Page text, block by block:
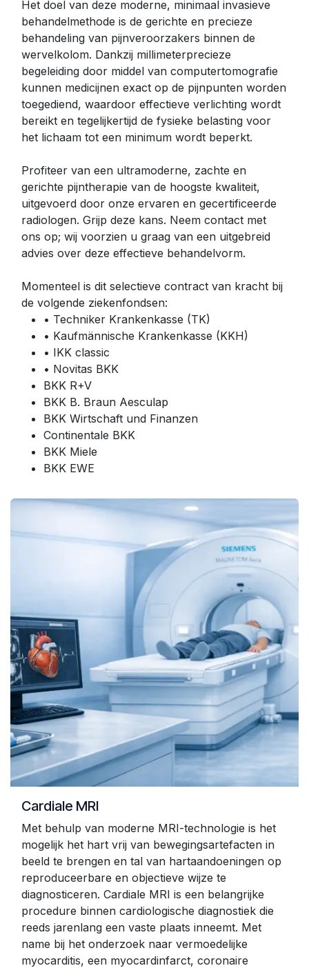
Het doel van deze moderne, minimaal invasieve
behandelmethode is de gerichte en precieze
behandeling van pijnveroorzakers binnen de
wervelkolom. Dankzij millimeterprecieze
begeleiding door middel van computertomografie
kunnen medicijnen exact op de pijnpunten worden
toegediend, waardoor effectieve verlichting wordt
bereikt en tegelijkertijd de fysieke belasting voor
het lichaam tot een minimum wordt beperkt.
Profiteer van een ultramoderne, zachte en
gerichte pijntherapie van de hoogste kwaliteit,
uitgevoerd door onze ervaren en gecertificeerde
radiologen. Grijp deze kans. Neem contact met
ons op; wij voorzien u graag van een uitgebreid
advies over deze effectieve behandelvorm.
Momenteel is dit selectieve contract van kracht bij
de volgende ziekenfondsen:
• Techniker Krankenkasse (TK)
• Kaufmännische Krankenkasse (KKH)
• IKK classic
• Novitas BKK
BKK R+V
BKK B. Braun Aesculap
BKK Wirtschaft und Finanzen
Continentale BKK
BKK Miele
BKK EWE
Cardiale MRI
Met behulp van moderne MRI-technologie is het
mogelijk het hart vrij van bewegingsartefacten in
beeld te brengen en tal van hartaandoeningen op
reproduceerbare en objectieve wijze te
diagnosticeren. Cardiale MRI is een belangrijke
procedure binnen cardiologische diagnostiek die
reeds jarenlang een vaste plaats inneemt. Met
name bij het onderzoek naar vermoedelijke
myocarditis, een myocardinfarct, coronaire